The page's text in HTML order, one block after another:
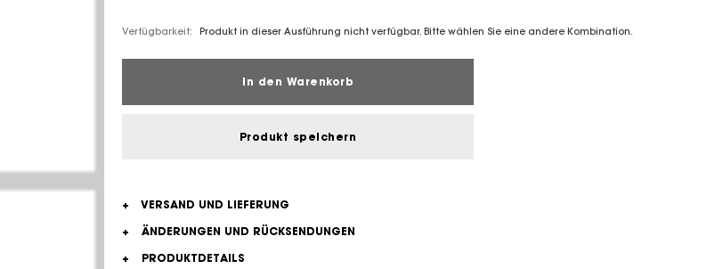
Verfügbarkeit: Produkt in dieser Ausführung nicht verfügbar. Bitte wählen Sie eine andere Kombination.
In den Warenkorb
Produkt speichern
+
VERSAND UND LIEFERUNG
+
ÄNDERUNGEN UND RÜCKSENDUNGEN
+
PRODUKTDETAILS